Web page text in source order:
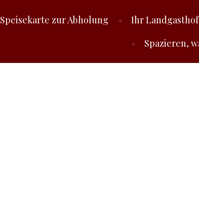
Speisekarte zur Abholung Ihr Landgasthof
Spazieren,